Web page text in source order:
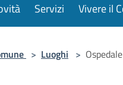
Servizi Vivere il
> Luoghi >